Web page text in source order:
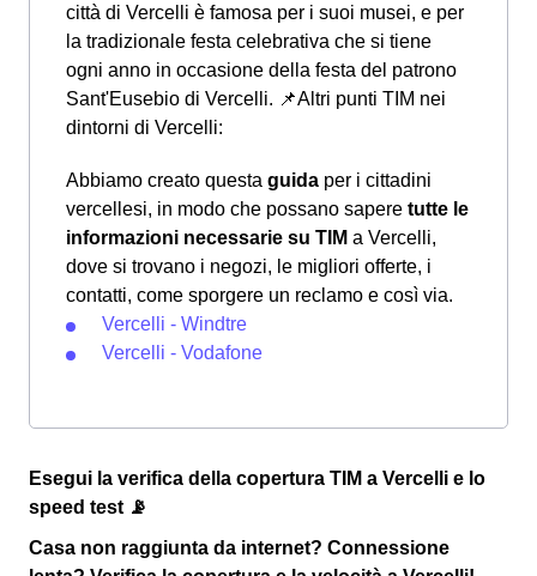
città di Vercelli è famosa per i suoi musei, e per
la tradizionale festa celebrativa che si tiene
ogni anno in occasione della festa del patrono
Sant'Eusebio di Vercelli. 📌Altri punti TIM nei
dintorni di Vercelli:
Abbiamo creato questa guida per i cittadini
vercellesi, in modo che possano sapere tutte le
informazioni necessarie su TIM a Vercelli,
dove si trovano i negozi, le migliori offerte, i
contatti, come sporgere un reclamo e così via.
Vercelli - Windtre
Vercelli - Vodafone
Esegui la verifica della copertura TIM a Vercelli e lo
speed test 📡
Casa non raggiunta da internet? Connessione